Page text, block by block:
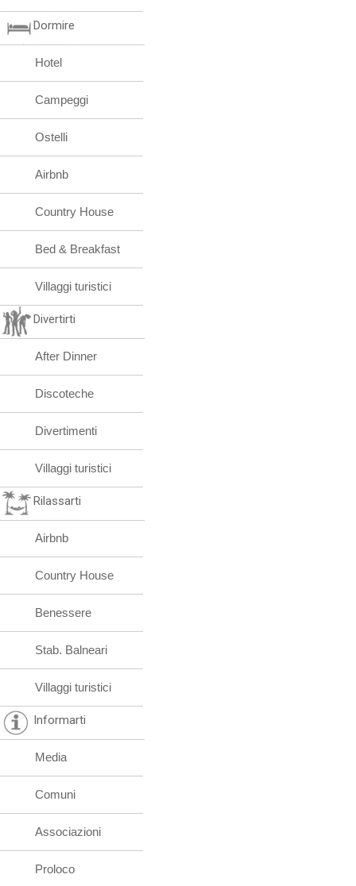
Dormire
Hotel
Campeggi
Ostelli
Airbnb
Country House
Bed & Breakfast
Villaggi turistici
Divertirti
After Dinner
Discoteche
Divertimenti
Villaggi turistici
Rilassarti
Airbnb
Country House
Benessere
Stab. Balneari
Villaggi turistici
Informarti
Media
Comuni
Associazioni
Proloco